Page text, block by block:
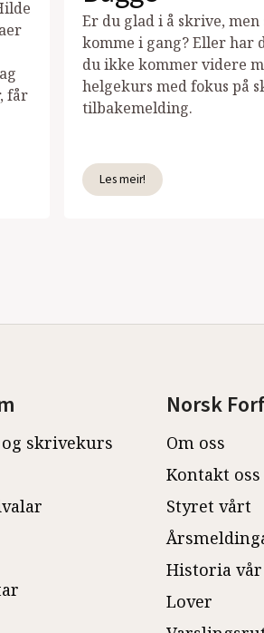
får
Er du glad i å skrive,
komme i gang? Eller har
du ikke kommer videre
helgekurs med fokus på
tilbakemelding.
Les meir!
skrivekurs
Norsk
Om oss
Kontakt oss
Styret vårt
Historia vår
Lover